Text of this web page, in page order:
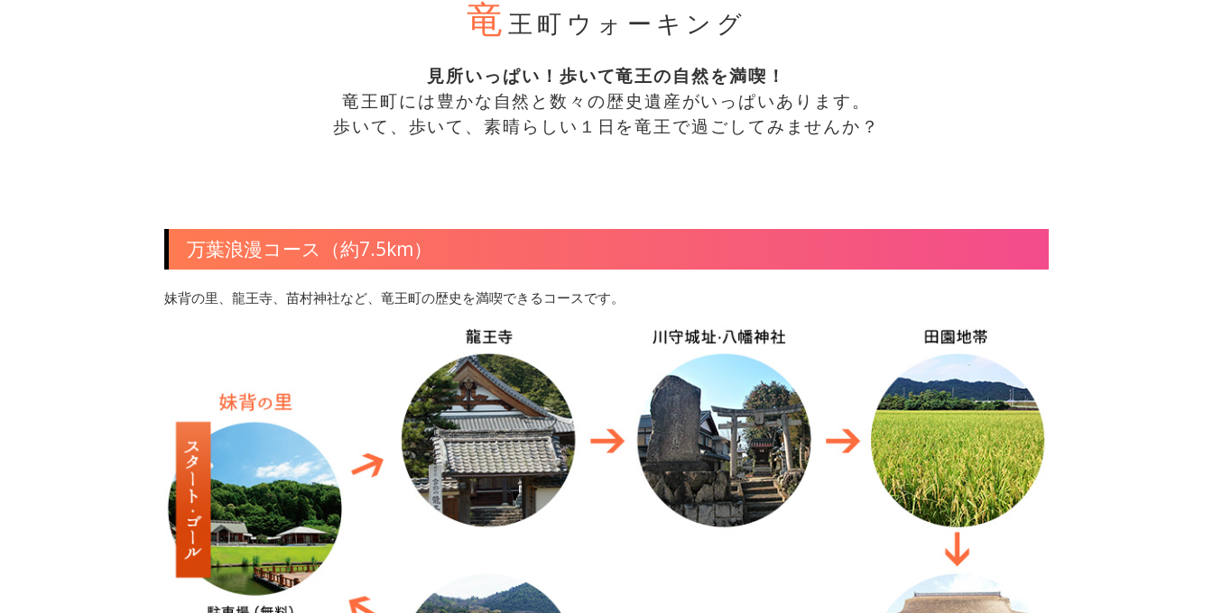
竜王町ウォーキング
見所いっぱい！歩いて竜王の自然を満喫！
竜王町には豊かな自然と数々の歴史遺産がいっぱいあります。
歩いて、歩いて、素晴らしい１日を竜王で過ごしてみませんか？
万葉浪漫コース（約7.5km）
妹背の里、龍王寺、苗村神社など、竜王町の歴史を満喫できるコースです。